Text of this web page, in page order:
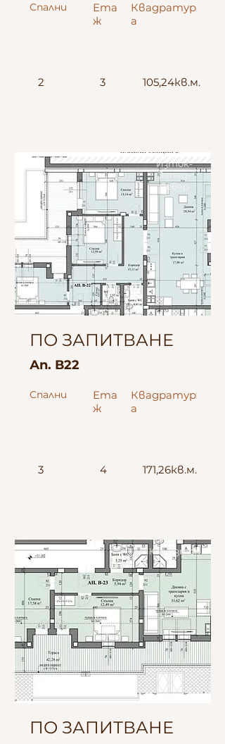
Спални
Ета
ж
Квадратур
а
2 3 105,24кв.м.
Изток-
Запад-
Север
ПО ЗАПИТВАНЕ
Ап. В22
Спални
Ета
ж
Квадратур
а
3 4 171,26кв.м.
Юг-Изток
ПО ЗАПИТВАНЕ